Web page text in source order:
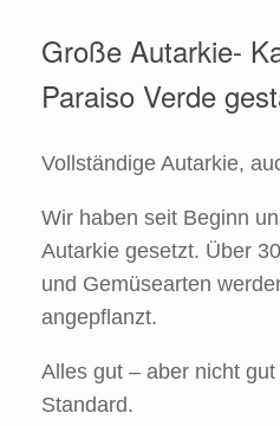
Große Autarkie-
Paraiso Verde
Vollständige Autarkie,
Wir haben seit Beginn
Autarkie gesetzt. Über
und Gemüsearten
angepflanzt.
Alles gut – aber nicht
Standard.